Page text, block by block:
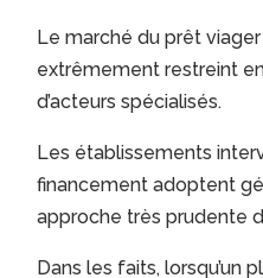
Le marché du prêt
extrêmement restreint
d’acteurs spécialisés.
Les établissements
financement adoptent
approche très prudente
Dans les faits, lorsqu’un